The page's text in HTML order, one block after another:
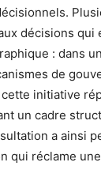
décisions qui
: dans
de
initiative
un cadre
a ainsi
qui réclame